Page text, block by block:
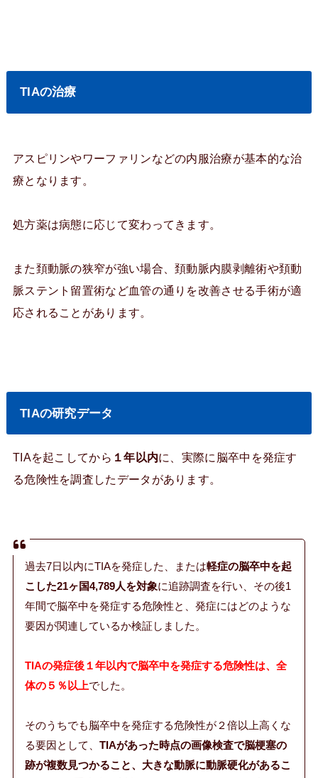
TIAの治療
アスピリンやワーファリンなどの内服治療が基本的な治
療となります。
処方薬は病態に応じて変わってきます。
また頚動脈の狭窄が強い場合、頚動脈内膜剥離術や頚動
脈ステント留置術など血管の通りを改善させる手術が適
応されることがあります。
TIAの研究データ
TIAを起こしてから １年以内に、実際に脳卒中を発症す
る危険性を調査したデータがあります。
過去7日以内にTIAを発症した、または軽症の脳卒中を起
こした21ヶ国4,789人を対象に追跡調査を行い、その後1
年間で脳卒中を発症する危険性と、発症にはどのような
要因が関連しているか検証しました。
TIAの発症後１年以内で脳卒中を発症する危険性は、全
体の５％以上でした。
そのうちでも脳卒中を発症する危険性が２倍以上高くな
る要因として、TIAがあった時点の画像検査で脳梗塞の
跡が複数見つかること、大きな動脈に動脈硬化があるこ